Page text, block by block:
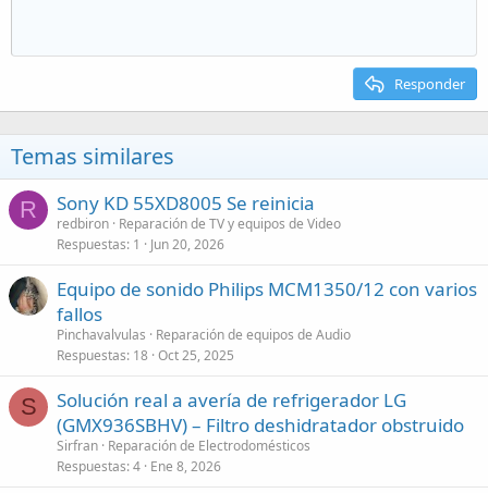
Responder
Temas similares
R Sony KD 55XD8005 Se reinicia
redbiron Reparación de TV y equipos de Video
Respuestas 1 Jun 20, 2026
Equipo de sonido Philips MCM1350/12 con varios
fallos
Pinchavalvulas
Reparación de equipos de Audio
Respuestas 18 Oct 25, 2025
S
Solución real a avería de refrigerador LG
(GMX936SBHV) – Filtro deshidratador obstruido
Sirfran Reparación de Electrodomésticos
Respuestas 4 Ene 8, 2026